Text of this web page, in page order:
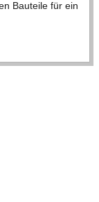
Bau­teile für ein